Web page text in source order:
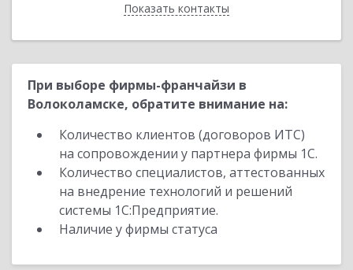
Показать контакты
Назад
При выборе фирмы-франчайзи в
Волоколамске, обратите внимание на:
Количество клиентов (договоров ИТС)
на сопровождении у партнера фирмы 1С.
Количество специалистов, аттестованных
на внедрение технологий и решений
системы 1С:Предприятие.
Наличие у фирмы статуса